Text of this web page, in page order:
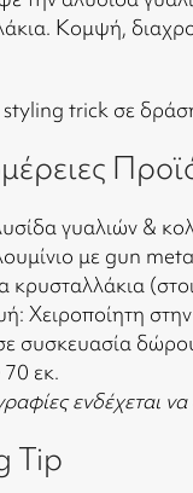
Κομψή,
styling trick σε
γυαλιών &
με gun
κρυσταλλάκια
Χειροποίητη
συσκευασία
εκ.
ενδέχεται
Tip